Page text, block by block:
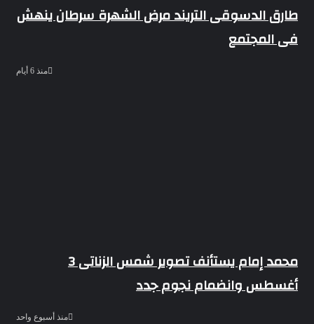
طارق الدسوقى التريند مرض الشهرة سرطان ينهش
فى المجتمع
منذ 6 أيام
محمد إمام يستأنف تصوير شمس الزناتى 3
أغسطس وانضمام نجوم جدد
منذ أسبوع واحد